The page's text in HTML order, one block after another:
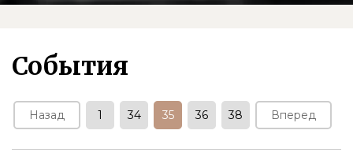
События
Назад 1 34 35 36 38 Вперед